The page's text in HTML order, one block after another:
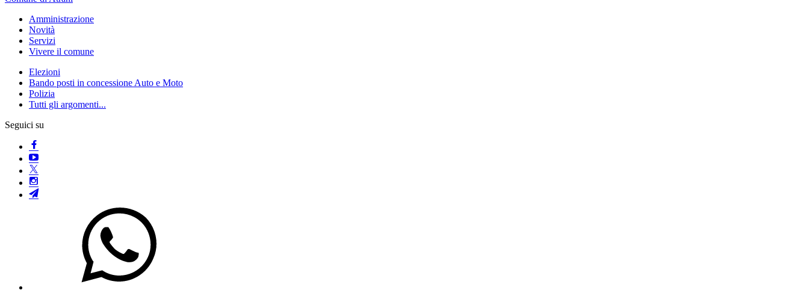
Amministrazione
Novità
Servizi
Vivere il comune
Elezioni
Bando posti in concessione Auto e Moto
Polizia
Tutti gli argomenti...
Seguici su